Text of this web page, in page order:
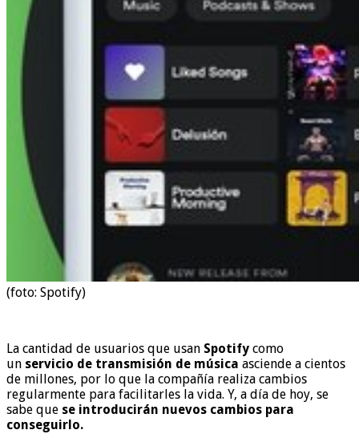
(foto: Spotify)
La cantidad de usuarios que usan Spotify como
un servicio de transmisión de música asciende a cientos
de millones, por lo que la compañía realiza cambios
regularmente para facilitarles la vida. Y, a día de hoy, se
sabe que se introducirán nuevos cambios para
conseguirlo.